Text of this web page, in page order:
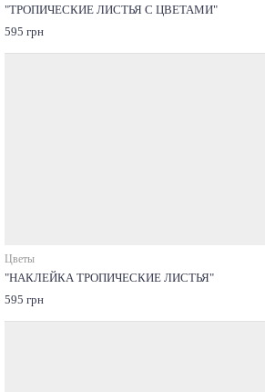
"ТРОПИЧЕСКИЕ ЛИСТЬЯ С ЦВЕТАМИ"
595 грн
Цветы
"НАКЛЕЙКА ТРОПИЧЕСКИЕ ЛИСТЬЯ"
595 грн